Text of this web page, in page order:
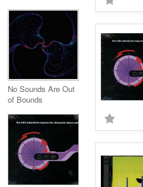
No Sounds Are Out
of Bounds